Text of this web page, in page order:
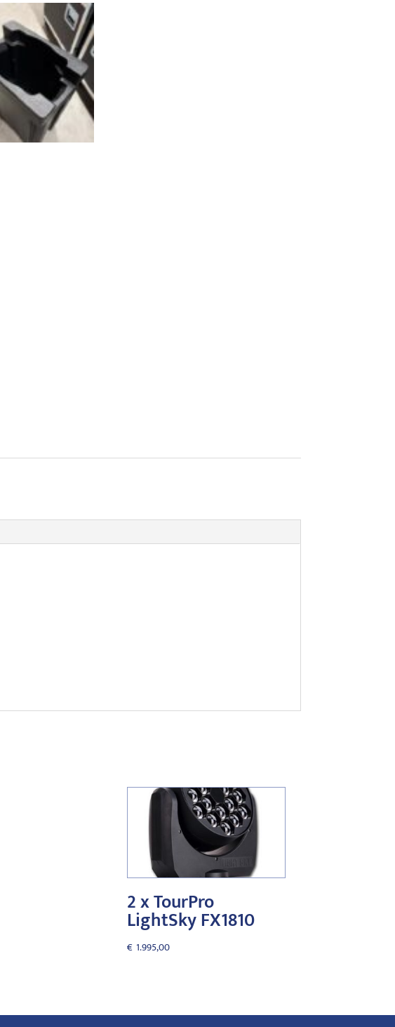
2 x TourPro
LightSky FX1810
€ 1.995,00